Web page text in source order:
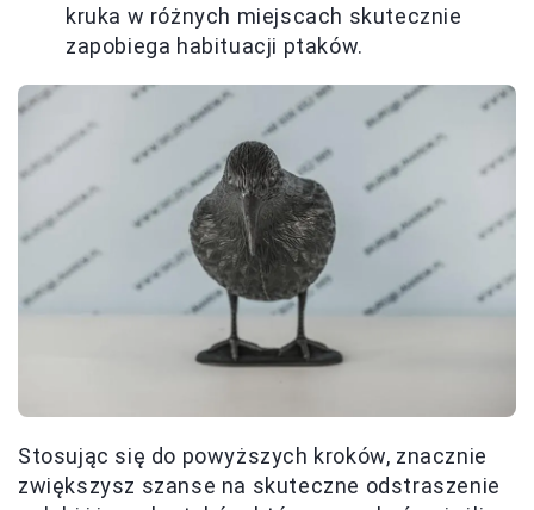
kruka w różnych miejscach skutecznie
zapobiega habituacji ptaków.
Stosując się do powyższych kroków, znacznie
zwiększysz szanse na skuteczne odstraszenie